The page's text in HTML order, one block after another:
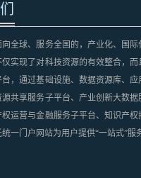
全球、服务全国的，产业化、国
实现了对科技资源的有效整合，
，通过基础设施、数据资源库、应
源共享服务子平台、产业创新大数
权运营与金融服务子平台、知识产
一门户网站为用户提供“一站式”服